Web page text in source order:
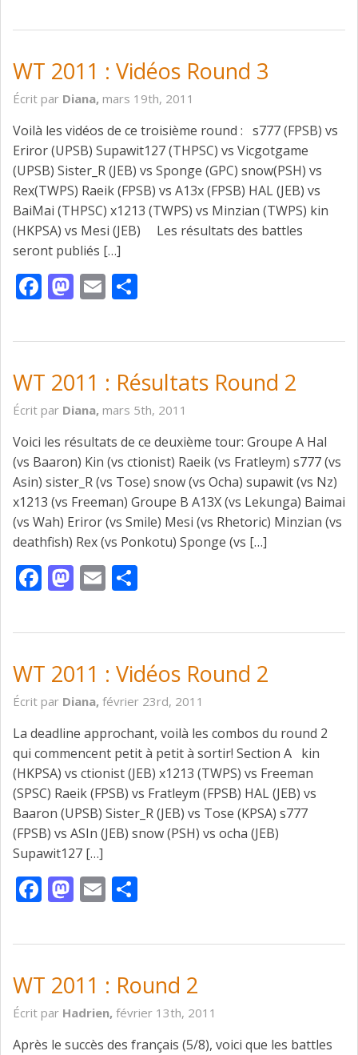
WT 2011 : Vidéos Round 3
Écrit par Diana, mars 19th, 2011
Voilà les vidéos de ce troisième round : s777 (FPSB) vs
Eriror (UPSB) Supawit127 (THPSC) vs Vicgotgame
(UPSB) Sister_R (JEB) vs Sponge (GPC) snow(PSH) vs
Rex(TWPS) Raeik (FPSB) vs A13x (FPSB) HAL (JEB) vs
BaiMai (THPSC) x1213 (TWPS) vs Minzian (TWPS) kin
(HKPSA) vs Mesi (JEB) Les résultats des battles
seront publiés […]
Facebook
Mastodon
Email
WT 2011 : Résultats Round 2
Écrit par Diana, mars 5th, 2011
Voici les résultats de ce deuxième tour: Groupe A Hal
(vs Baaron) Kin (vs ctionist) Raeik (vs Fratleym) s777 (vs
Asin) sister_R (vs Tose) snow (vs Ocha) supawit (vs Nz)
x1213 (vs Freeman) Groupe B A13X (vs Lekunga) Baimai
(vs Wah) Eriror (vs Smile) Mesi (vs Rhetoric) Minzian (vs
deathfish) Rex (vs Ponkotu) Sponge (vs […]
Facebook
Mastodon
Email
WT 2011 : Vidéos Round 2
Écrit par Diana, février 23rd, 2011
La deadline approchant, voilà les combos du round 2
qui commencent petit à petit à sortir! Section A kin
(HKPSA) vs ctionist (JEB) x1213 (TWPS) vs Freeman
(SPSC) Raeik (FPSB) vs Fratleym (FPSB) HAL (JEB) vs
Baaron (UPSB) Sister_R (JEB) vs Tose (KPSA) s777
(FPSB) vs ASIn (JEB) snow (PSH) vs ocha (JEB)
Supawit127 […]
Facebook
Mastodon
Email
WT 2011 : Round 2
Écrit par Hadrien, février 13th, 2011
Après le succès des français (5/8), voici que les battles